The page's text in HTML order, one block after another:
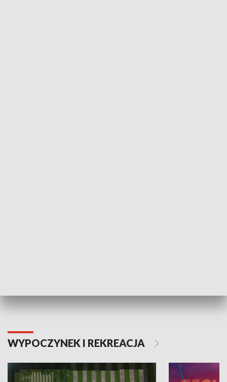
WYPOCZYNEK I REKREACJA